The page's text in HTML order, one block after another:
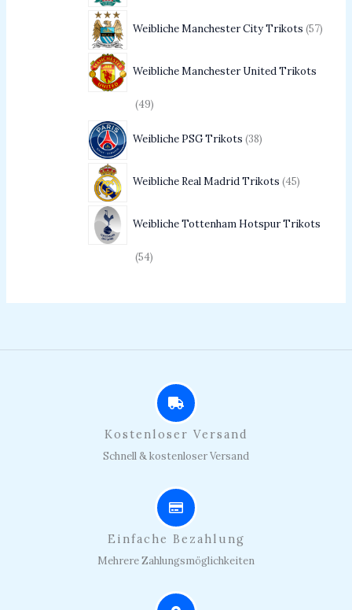
Weibliche Manchester City Trikots 57
Weibliche Manchester United Trikots
49
Weibliche PSG Trikots 38
Weibliche Real Madrid Trikots 45
Weibliche Tottenham Hotspur Trikots
54
Kostenloser Versand
Schnell & kostenloser Versand
Einfache Bezahlung
Mehrere Zahlungsmöglichkeiten